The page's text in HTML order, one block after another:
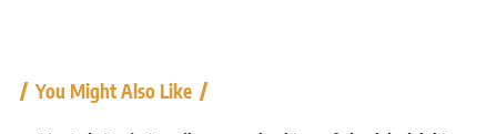
You Might Also Like